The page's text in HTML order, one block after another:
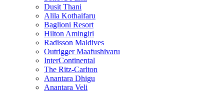
Dusit Thani
Alila Kothaifaru
Baglioni Resort
Hilton Amingiri
Radisson Maldives
Outrigger Maafushivaru
InterContinental
The Ritz-Carlton
Anantara Dhigu
Anantara Veli